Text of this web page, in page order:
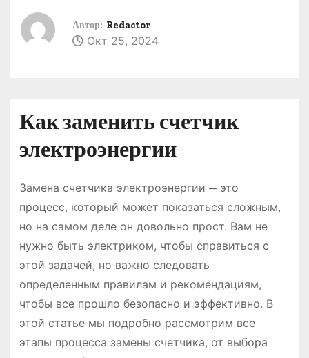
Автор: Redactor
Окт 25, 2024
Как заменить счетчик
электроэнергии
Замена счетчика электроэнергии ─ это
процесс, который может показаться сложным,
но на самом деле он довольно прост. Вам не
нужно быть электриком, чтобы справиться с
этой задачей, но важно следовать
определенным правилам и рекомендациям,
чтобы все прошло безопасно и эффективно. В
этой статье мы подробно рассмотрим все
этапы процесса замены счетчика, от выбора